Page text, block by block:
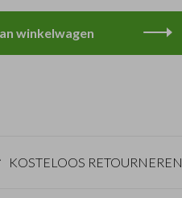
winkelwagen
KOSTELOOS RETOURNEREN